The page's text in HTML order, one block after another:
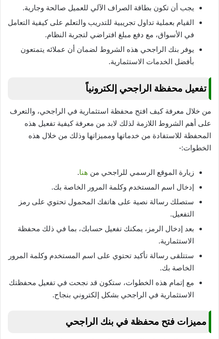
يجب أن تكون بطاقة الصراف الآلي للعميل صالحة وجارية.
القيام بعملية تداول تجريبية للتدريب والتعلم على كيفية التعامل
في الأسواق، مع دفع مبلغ افتراضي لتجربة النظام.
يوفر بنك الراجحي هذه الشروط لضمان أن عملائه يتمتعون
بأفضل الخدمات الاستثمارية.
تفعيل محفظة الراجحي إلكترونياً
من خلال معرفة كيف افتح محفظة استثمارية في الراجحي، والتعرف
على أهم الشروط اللازمة لذلك لابد من معرفة كيفية تفعيل هذه
المحفظة للاستفادة من خدماتها ومميزاتها وذلك من خلال هذه
الخطوات:-
زيارة الموقع الرسمي للراجحي من هنا.
إدخال اسم المستخدم وكلمة المرور الخاصة بك.
ستصلك رسالة نصية على هاتفك المحمول تحتوي على رمز
التفعيل.
بعد إدخال الرمز، يمكنك تفعيل حسابك، بما في ذلك محفظة
الاستثمارية.
ستتلقى رسالة تأكيد تحتوي على اسم المستخدم وكلمة المرور
الخاصة بك.
مع إتمام هذه الخطوات، ستكون قد نجحت في تفعيل محفظتك
الاستثمارية في الراجحي بشكل إلكتروني بنجاح.
مميزات فتح محفظة في بنك الراجحي